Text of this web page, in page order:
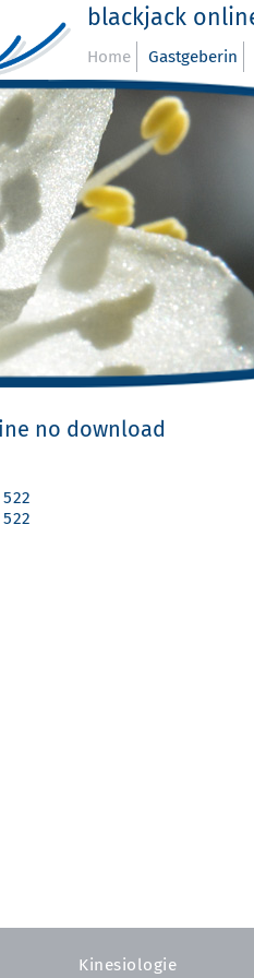
blackjack
Home Gastgeberin
no download
Kinesiologie